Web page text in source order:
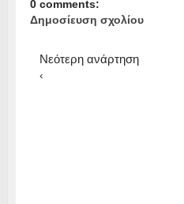
0 comments:
Δημοσίευση σχολίου
Νεότερη ανάρτηση
‹